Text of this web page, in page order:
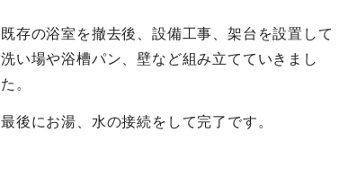
既存の浴室を撤去後、設備工事、架台を設置して
洗い場や浴槽パン、壁など組み立てていきまし
た。
最後にお湯、水の接続をして完了です。